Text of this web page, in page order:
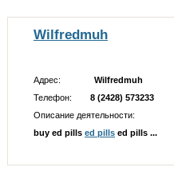
Wilfredmuh
Адрес:
Wilfredmuh
Телефон:
8 (2428) 573233
Описание деятельности:
buy ed pills ed pills ed pills ...